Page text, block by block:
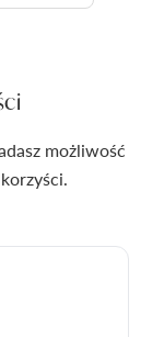
możliwość